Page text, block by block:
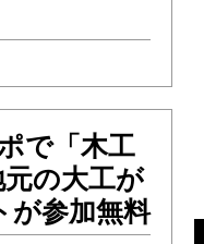
で「木工
の大工が
が参加無料